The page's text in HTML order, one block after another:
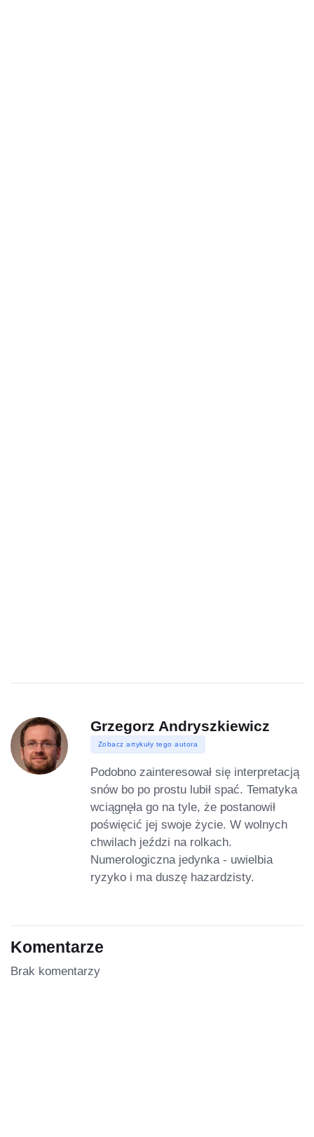
Grzegorz Andryszkiewicz
Zobacz artykuły tego autora
Podobno zainteresował się interpretacją
snów bo po prostu lubił spać. Tematyka
wciągnęła go na tyle, że postanowił
poświęcić jej swoje życie. W wolnych
chwilach jeździ na rolkach.
Numerologiczna jedynka - uwielbia
ryzyko i ma duszę hazardzisty.
Komentarze
Brak komentarzy